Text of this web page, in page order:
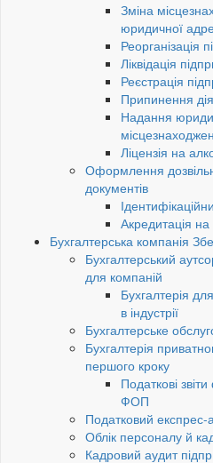
Зміна
юридичної
Реорганізація
Ліквідація
Реєстрація
Припинення
Надання
Ліцензія на
Оформлення
документів
Акредитація
Бухгалтерська компанія
Бухгалтерський
для компаній
Бухгалтерія
в індустрії
Бухгалтерське
Бухгалтерія
першого кроку
Податкові
ФОП
Податковий експрес-
Облік персоналу й
Кадровий аудит